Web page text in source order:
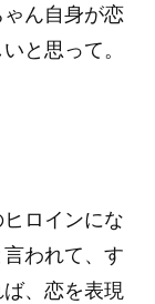
ん自身が恋
と思って。
ロインにな
われて、す
、恋を表現